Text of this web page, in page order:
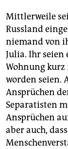
Mittlerweile
Russland
niemand von
Julia. Ihr
Wohnung kurz
worden seien.
Ansprüchen
Separatisten
Ansprüchen
aber auch,